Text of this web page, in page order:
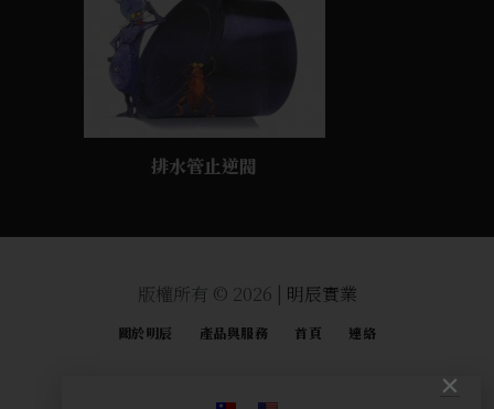
排水管止逆閥
版權所有 © 2026 | 明辰實業
關於明辰 產品與服務 首頁 連絡